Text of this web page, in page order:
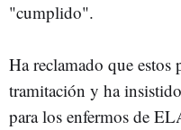
"cumplido".
Ha reclamado que estos
tramitación y ha
para los enfermos de